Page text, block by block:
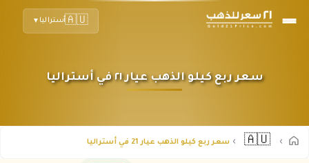
🇦🇺أستراليا ▼
سعر ربع كيلو الذهب عيار ٢١ في أستراليا
🇦🇺 سعر ربع كيلو الذهب عيار 21 في أستراليا